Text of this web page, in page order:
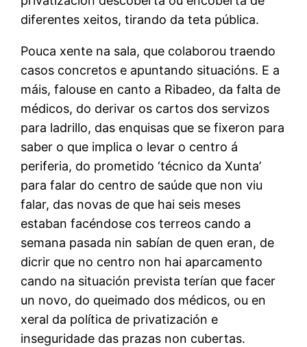
diferentes xeitos, tirando da teta pública.
Pouca xente na sala, que colaborou traendo
casos concretos e apuntando situacións. E a
máis, falouse en canto a Ribadeo, da falta de
médicos, do derivar os cartos dos servizos
para ladrillo, das enquisas que se fixeron para
saber o que implica o levar o centro á
periferia, do prometido ‘técnico da Xunta’
para falar do centro de saúde que non viu
falar, das novas de que hai seis meses
estaban facéndose cos terreos cando a
semana pasada nin sabían de quen eran, de
dicrir que no centro non hai aparcamento
cando na situación prevista terían que facer
un novo, do queimado dos médicos, ou en
xeral da política de privatización e
inseguridade das prazas non cubertas.